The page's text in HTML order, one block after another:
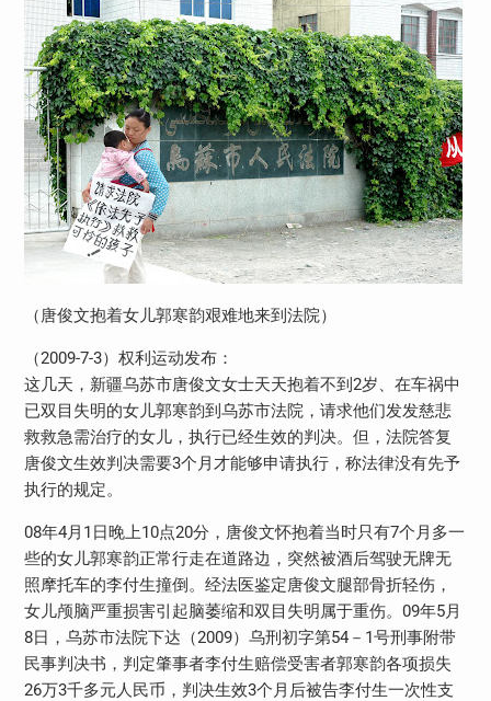
（唐俊文抱着女儿郭寒韵艰难地来到法院）
（2009-7-3）权利运动发布：
这几天，新疆乌苏市唐俊文女士天天抱着不到2岁、在车祸中
已双目失明的女儿郭寒韵到乌苏市法院，请求他们发发慈悲
救救急需治疗的女儿，执行已经生效的判决。但，法院答复
唐俊文生效判决需要3个月才能够申请执行，称法律没有先予
执行的规定。
08年4月1日晚上10点20分，唐俊文怀抱着当时只有7个月多一
些的女儿郭寒韵正常行走在道路边，突然被酒后驾驶无牌无
照摩托车的李付生撞倒。经法医鉴定唐俊文腿部骨折轻伤，
女儿颅脑严重损害引起脑萎缩和双目失明属于重伤。09年5月
8日，乌苏市法院下达（2009）乌刑初字第54－1号刑事附带
民事判决书，判定肇事者李付生赔偿受害者郭寒韵各项损失
26万3千多元人民币，判决生效3个月后被告李付生一次性支